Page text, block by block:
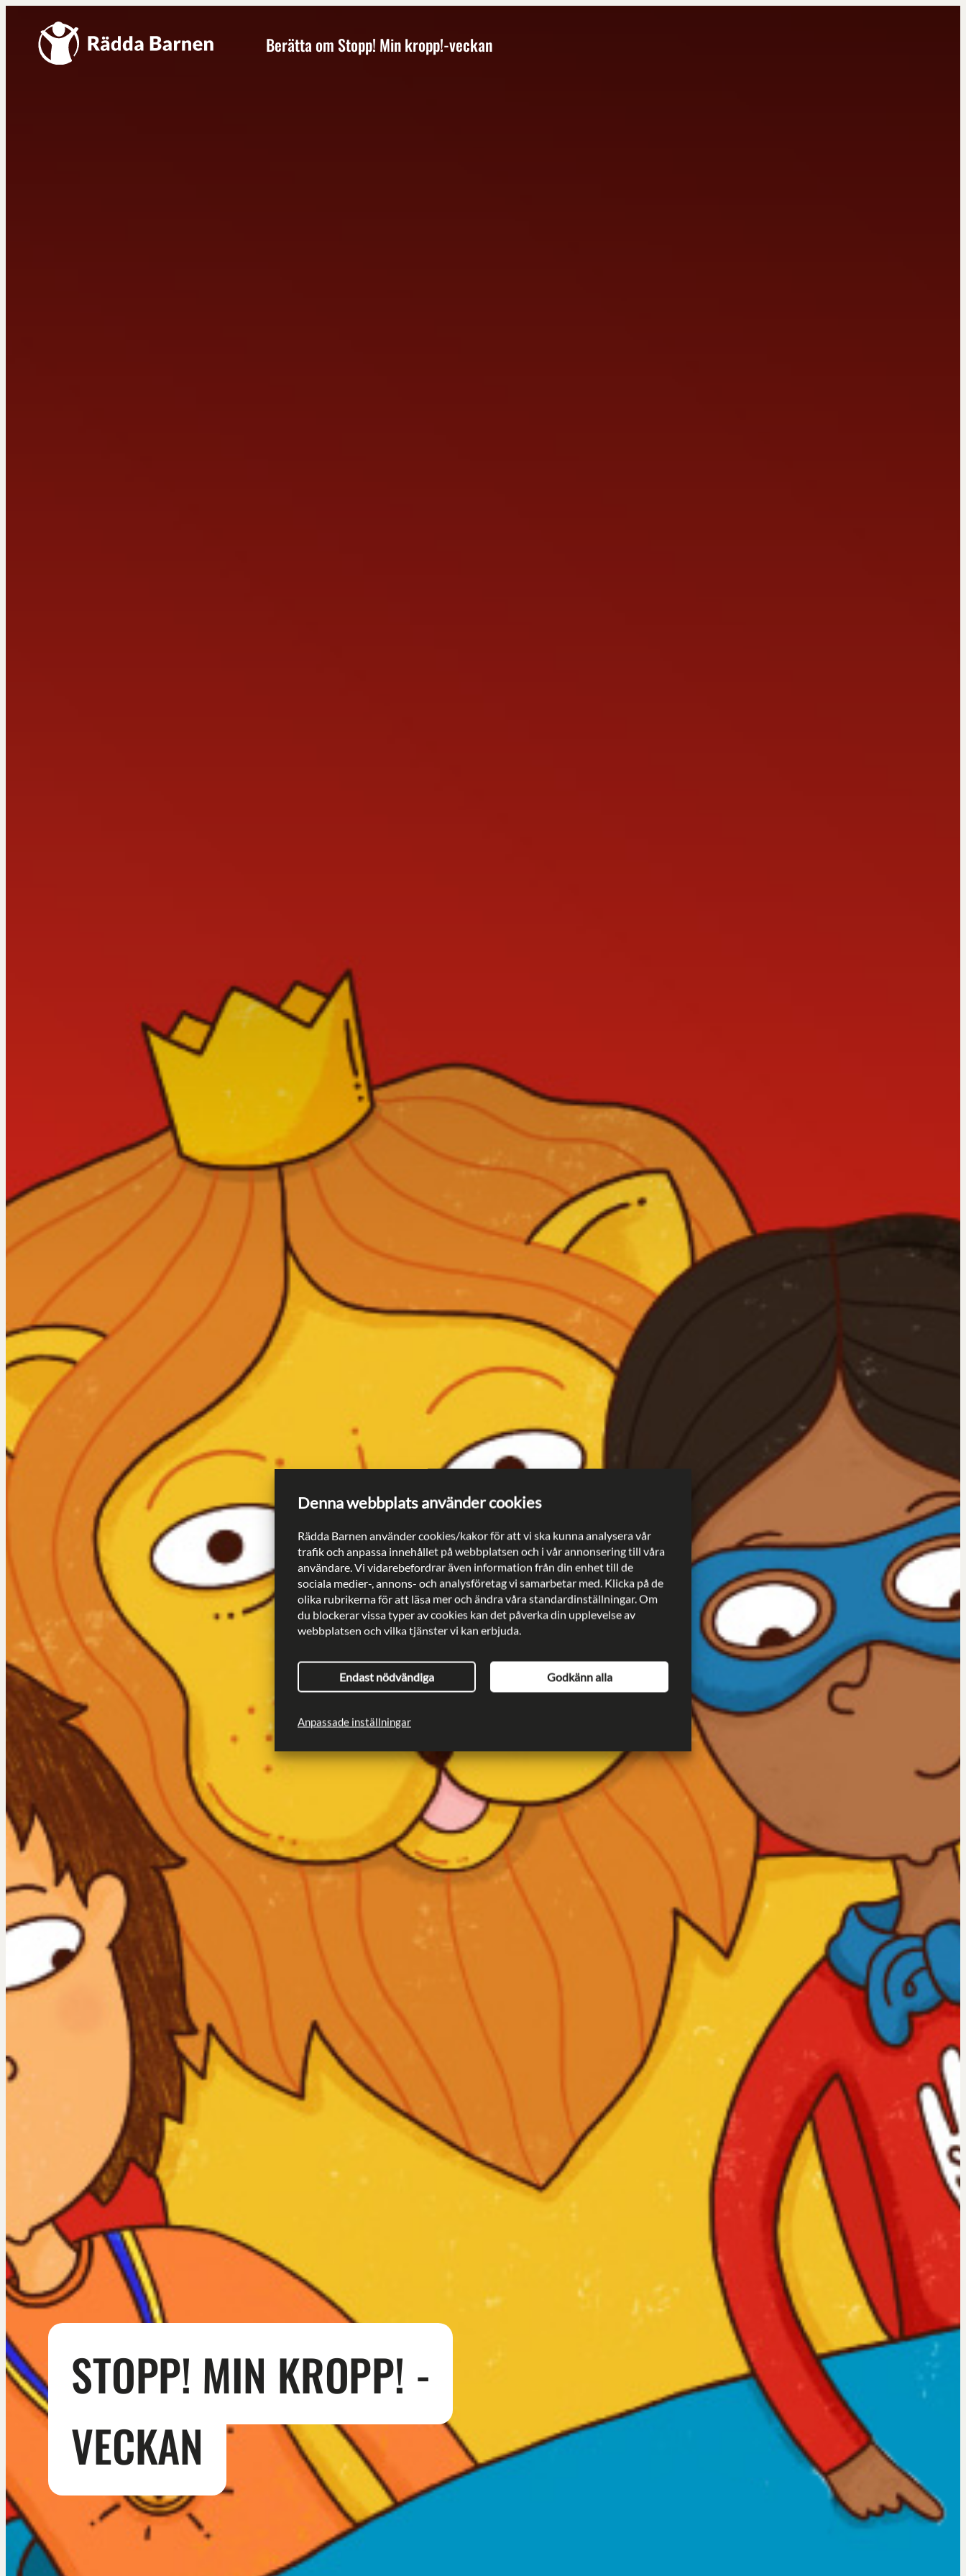
Denna webbplats använder cookies
Rädda Barnen använder cookies/kakor för att vi ska kunna analysera vår
trafik och anpassa innehållet på webbplatsen och i vår annonsering till våra
användare. Vi vidarebefordrar även information från din enhet till de
sociala medier-, annons- och analysföretag vi samarbetar med. Klicka på de
olika rubrikerna för att läsa mer och ändra våra standardinställningar. Om
du blockerar vissa typer av cookies kan det påverka din upplevelse av
webbplatsen och vilka tjänster vi kan erbjuda.
Anpassade inställningar
Endast nödvändiga Godkänn alla
Berätta om Stopp! Min kropp!-veckan
STOPP! MIN KROPP! -
VECKAN